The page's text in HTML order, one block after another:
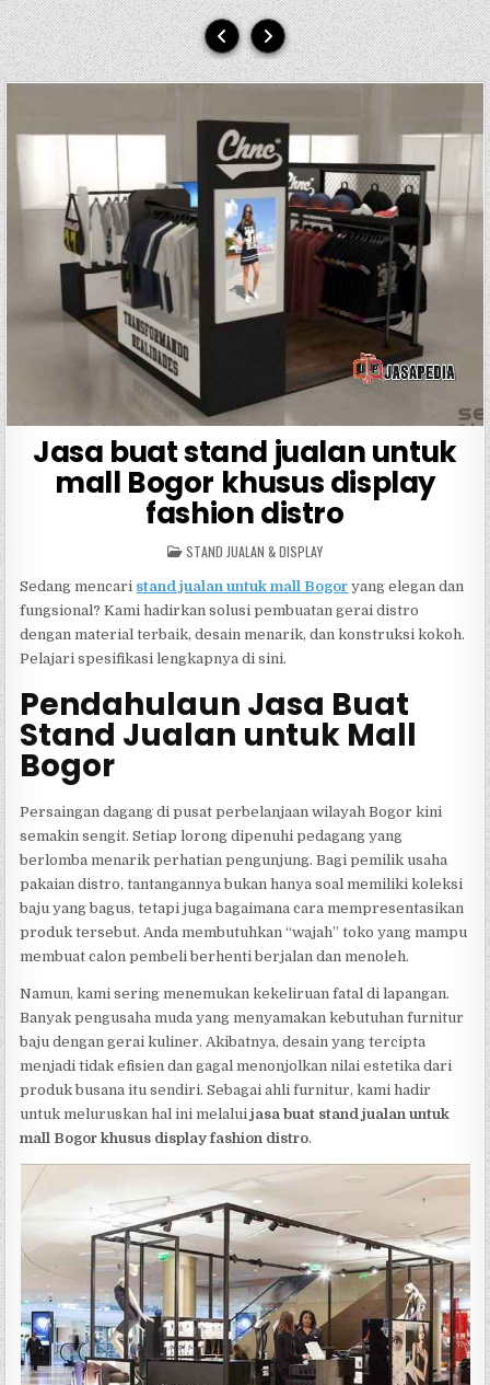
Jasa buat stand jualan untuk
mall Bogor khusus display
fashion distro
POSTED
IN
STAND JUALAN & DISPLAY
Sedang mencari stand jualan untuk mall Bogor yang elegan dan
fungsional? Kami hadirkan solusi pembuatan gerai distro
dengan material terbaik, desain menarik, dan konstruksi kokoh.
Pelajari spesifikasi lengkapnya di sini.
Pendahulaun Jasa Buat
Stand Jualan untuk Mall
Bogor
Persaingan dagang di pusat perbelanjaan wilayah Bogor kini
semakin sengit. Setiap lorong dipenuhi pedagang yang
berlomba menarik perhatian pengunjung. Bagi pemilik usaha
pakaian distro, tantangannya bukan hanya soal memiliki koleksi
baju yang bagus, tetapi juga bagaimana cara mempresentasikan
produk tersebut. Anda membutuhkan “wajah” toko yang mampu
membuat calon pembeli berhenti berjalan dan menoleh.
Namun, kami sering menemukan kekeliruan fatal di lapangan.
Banyak pengusaha muda yang menyamakan kebutuhan furnitur
baju dengan gerai kuliner. Akibatnya, desain yang tercipta
menjadi tidak efisien dan gagal menonjolkan nilai estetika dari
produk busana itu sendiri. Sebagai ahli furnitur, kami hadir
untuk meluruskan hal ini melaluijasa buat stand jualan untuk
mall Bogor khusus display fashion distro.